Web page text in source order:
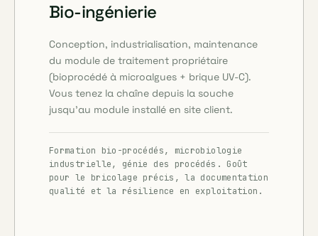
Bio-ingénierie
Conception, industrialisation, maintenance
du module de traitement propriétaire
(bioprocédé à microalgues + brique UV-C).
Vous tenez la chaîne depuis la souche
jusqu'au module installé en site client.
Formation bio-procédés, microbiologie
industrielle, génie des procédés. Goût
pour le bricolage précis, la documentation
qualité et la résilience en exploitation.